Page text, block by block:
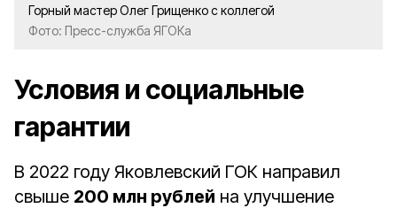
Горный мастер Олег Грищенко с коллегой
Фото: Пресс-служба ЯГОКа
Условия и социальные
гарантии
В 2022 году Яковлевский ГОК направил
свыше 200 млн рублей на улучшение